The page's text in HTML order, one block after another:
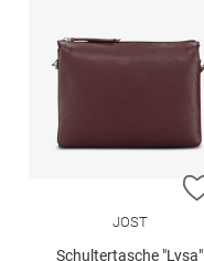
JOST
Schultertasche "Lysa"